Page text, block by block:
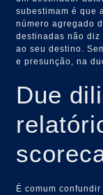
subestimam é que
número agregado
destinadas não diz
ao seu destino.
e presunção, na
Due
É comum